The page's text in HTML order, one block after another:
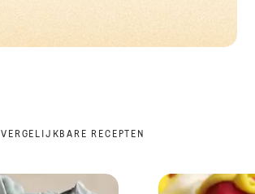
VERGELIJKBARE RECEPTEN